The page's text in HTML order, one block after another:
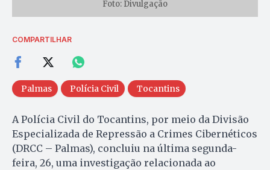
Foto: Divulgação
COMPARTILHAR
Palmas Polícia Civil Tocantins
A Polícia Civil do Tocantins, por meio da Divisão
Especializada de Repressão a Crimes Cibernéticos
(DRCC – Palmas), concluiu na última segunda-
feira, 26, uma investigação relacionada ao